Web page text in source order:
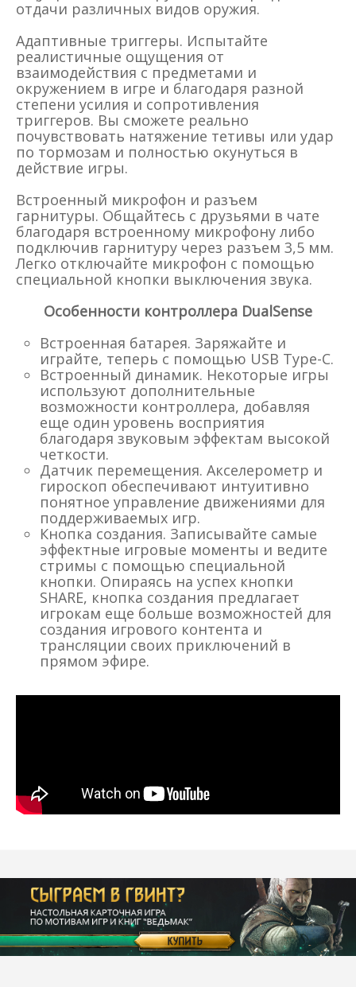
отдачи различных видов оружия.
Адаптивные триггеры. Испытайте
реалистичные ощущения от
взаимодействия с предметами и
окружением в игре и благодаря разной
степени усилия и сопротивления
триггеров. Вы сможете реально
почувствовать натяжение тетивы или удар
по тормозам и полностью окунуться в
действие игры.
Встроенный микрофон и разъем
гарнитуры. Общайтесь с друзьями в чате
благодаря встроенному микрофону либо
подключив гарнитуру через разъем 3,5 мм.
Легко отключайте микрофон с помощью
специальной кнопки выключения звука.
Особенности контроллера DualSense
Встроенная батарея. Заряжайте и
играйте, теперь с помощью USB Type-C.
Встроенный динамик. Некоторые игры
используют дополнительные
возможности контроллера, добавляя
еще один уровень восприятия
благодаря звуковым эффектам высокой
четкости.
Датчик перемещения. Акселерометр и
гироскоп обеспечивают интуитивно
понятное управление движениями для
поддерживаемых игр.
Кнопка создания. Записывайте самые
эффектные игровые моменты и ведите
стримы с помощью специальной
кнопки. Опираясь на успех кнопки
SHARE, кнопка создания предлагает
игрокам еще больше возможностей для
создания игрового контента и
трансляции своих приключений в
прямом эфире.